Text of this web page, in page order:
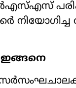
നിയോഗിച്ച